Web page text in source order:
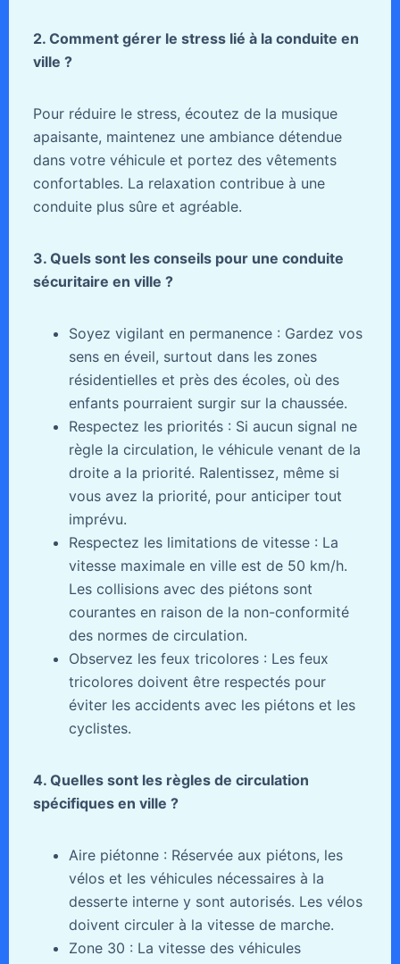
2. Comment gérer le stress lié à la conduite en
ville ?
Pour réduire le stress, écoutez de la musique
apaisante, maintenez une ambiance détendue
dans votre véhicule et portez des vêtements
confortables. La relaxation contribue à une
conduite plus sûre et agréable.
3. Quels sont les conseils pour une conduite
sécuritaire en ville ?
Soyez vigilant en permanence : Gardez vos
sens en éveil, surtout dans les zones
résidentielles et près des écoles, où des
enfants pourraient surgir sur la chaussée.
Respectez les priorités : Si aucun signal ne
règle la circulation, le véhicule venant de la
droite a la priorité. Ralentissez, même si
vous avez la priorité, pour anticiper tout
imprévu.
Respectez les limitations de vitesse : La
vitesse maximale en ville est de 50 km/h.
Les collisions avec des piétons sont
courantes en raison de la non-conformité
des normes de circulation.
Observez les feux tricolores : Les feux
tricolores doivent être respectés pour
éviter les accidents avec les piétons et les
cyclistes.
4. Quelles sont les règles de circulation
spécifiques en ville ?
Aire piétonne : Réservée aux piétons, les
vélos et les véhicules nécessaires à la
desserte interne y sont autorisés. Les vélos
doivent circuler à la vitesse de marche.
Zone 30 : La vitesse des véhicules